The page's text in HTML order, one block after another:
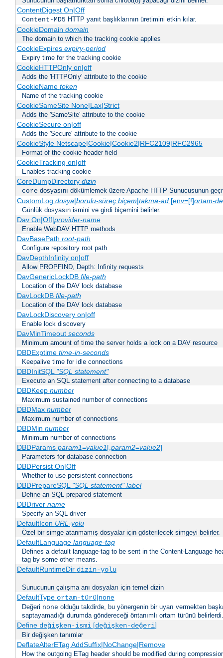
ContentDigest On|Off
Content-MD5 HTTP yanıt başlıklarının üretimini etkin kılar.
CookieDomain domain
The domain to which the tracking cookie applies
CookieExpires expiry-period
Expiry time for the tracking cookie
CookieHTTPOnly on|off
Adds the 'HTTPOnly' attribute to the cookie
CookieName token
Name of the tracking cookie
CookieSameSite None|Lax|Strict
Adds the 'SameSite' attribute to the cookie
CookieSecure on|off
Adds the 'Secure' attribute to the cookie
CookieStyle Netscape|Cookie|Cookie2|RFC2109|RFC2965
Format of the cookie header field
CookieTracking on|off
Enables tracking cookie
CoreDumpDirectory dizin
core dosyasını dökümlemek üzere Apache HTTP Sunucusunun
CustomLog dosya|borulu-süreç biçem|takma-ad[env=[!]ortam-
Günlük dosyasın ismini ve girdi biçemini belirler.
Dav On|Off|provider-name
Enable WebDAV HTTP methods
DavBasePath root-path
Configure repository root path
DavDepthInfinity on|off
Allow PROPFIND, Depth: Infinity requests
DavGenericLockDB file-path
Location of the DAV lock database
DavLockDB file-path
Location of the DAV lock database
DavLockDiscovery on|off
Enable lock discovery
DavMinTimeout seconds
Minimum amount of time the server holds a lock on a DAV resource
DBDExptime time-in-seconds
Keepalive time for idle connections
DBDInitSQL "SQL statement"
Execute an SQL statement after connecting to a database
DBDKeep number
Maximum sustained number of connections
DBDMax number
Maximum number of connections
DBDMin number
Minimum number of connections
DBDParams param1=value1[,param2=value2]
Parameters for database connection
DBDPersist On|Off
Whether to use persistent connections
DBDPrepareSQL "SQL statement" label
Define an SQL prepared statement
DBDriver name
Specify an SQL driver
DefaultIcon URL-yolu
Özel bir simge atanmamış dosyalar için gösterilecek simgeyi belirler.
DefaultLanguage language-tag
Defines a default language-tag to be sent in the Content-Language
tag by some other means.
DefaultRuntimeDir dizin-yolu
Sunucunun çalışma anı dosyaları için temel dizin
DefaultType ortam-türü|none
Değeri none olduğu takdirde, bu yönergenin bir uyarı vermekten
saptayamadığı durumda göndereceği öntanımlı ortam türünü belirlerdi.
Define değişken-ismi[değişken-değeri]
Bir değişken tanımlar
DeflateAlterETag AddSuffix|NoChange|Remove
How the outgoing ETag header should be modified during